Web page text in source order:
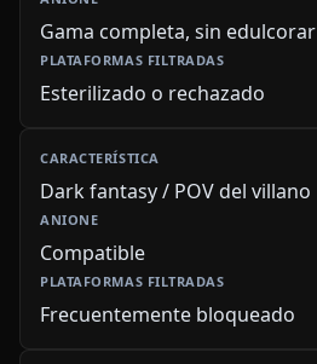
Gama completa, sin edulcorar
Esterilizado o rechazado
Dark fantasy / POV del villano
Compatible
Frecuentemente bloqueado